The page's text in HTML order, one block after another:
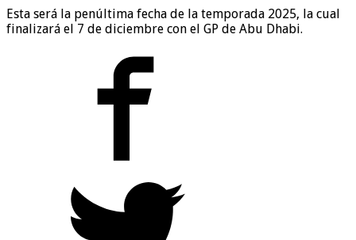
Esta será la penúltima fecha de la temporada 2025, la cual
finalizará el 7 de diciembre con el GP de Abu Dhabi.